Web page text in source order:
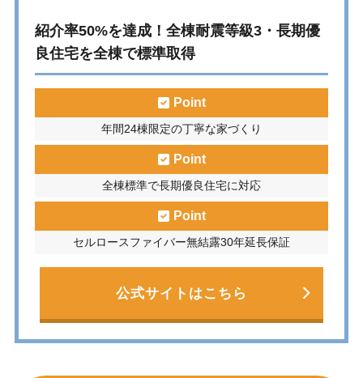
紹介率50%を達成！全棟耐震等級3・長期優
良住宅を全棟で標準取得
Point
年間24棟限定の丁寧な家づくり
Point
全棟標準で長期優良住宅に対応
Point
セルロースファイバー無結露30年延長保証
公式サイトはこちら